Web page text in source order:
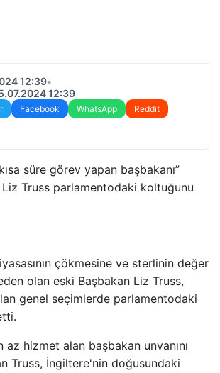
12:39•
12:39
Facebook WhatsApp
Reddit
süre görev yapan başbakanı”
Liz Truss parlamentodaki koltuğunu
çökmesine ve sterlinin değer
olan eski Başbakan Liz Truss,
genel seçimlerde parlamentodaki
hizmet alan başbakan unvanını
Truss, İngiltere'nin doğusundaki